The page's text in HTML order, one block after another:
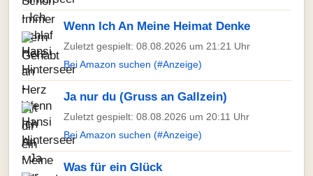
Wenn Ich An Meine Heimat Denke
Zuletzt gespielt: 08.08.2026 um 21:21 Uhr
Bei Amazon suchen (#Anzeige)
Ja nur du (Gruss an Gallzein)
Zuletzt gespielt: 08.08.2026 um 20:11 Uhr
Bei Amazon suchen (#Anzeige)
Was für ein Glück